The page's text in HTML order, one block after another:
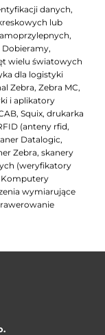
danych,
lub
wielu światowych
dla logistyki
Zebra, Zebra MC,
i aplikatory
Squix, drukarka
(anteny rfid,
Datalogic,
Zebra, skanery
(weryfikatory
Komputery
wymiarujące